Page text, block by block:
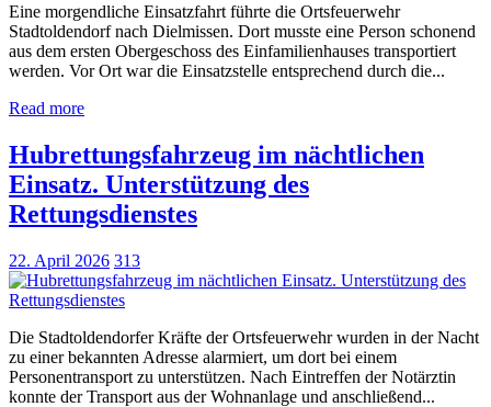
Eine morgendliche Einsatzfahrt führte die Ortsfeuerwehr
Stadtoldendorf nach Dielmissen. Dort musste eine Person schonend
aus dem ersten Obergeschoss des Einfamilienhauses transportiert
werden. Vor Ort war die Einsatzstelle entsprechend durch die...
Read more
Hubrettungsfahrzeug im nächtlichen
Einsatz. Unterstützung des
Rettungsdienstes
22. April 2026 313
Die Stadtoldendorfer Kräfte der Ortsfeuerwehr wurden in der Nacht
zu einer bekannten Adresse alarmiert, um dort bei einem
Personentransport zu unterstützen. Nach Eintreffen der Notärztin
konnte der Transport aus der Wohnanlage und anschließend...